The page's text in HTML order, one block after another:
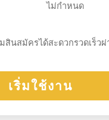
ไม่กำหนด
สินสมัครได้สะดวกรวดเร็วผ่
เริ่มใช้งาน